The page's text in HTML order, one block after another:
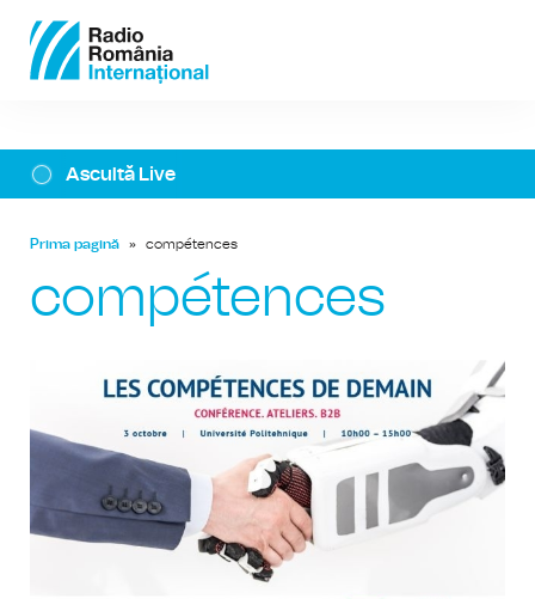
Ascultă Live
Prima pagină » compétences
compétences